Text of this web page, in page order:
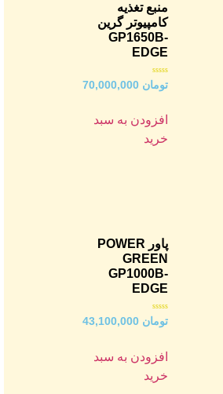
منبع تغذیه
کامپیوتر گرین
GP1650B-
EDGE
امتیاز
تومان70,000,000
افزودن به سبد
خرید
پاور POWER
GREEN
GP1000B-
EDGE
امتیاز
تومان43,100,000
افزودن به سبد
خرید